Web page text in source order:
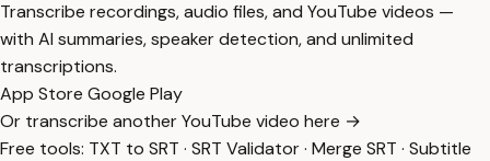
Transcribe recordings, audio files, and YouTube videos —
with AI summaries, speaker detection, and unlimited
transcriptions.
App Store Google Play
Or transcribe another YouTube video here →
Free tools: TXT to SRT · SRT Validator· Merge SRT · Subtitle